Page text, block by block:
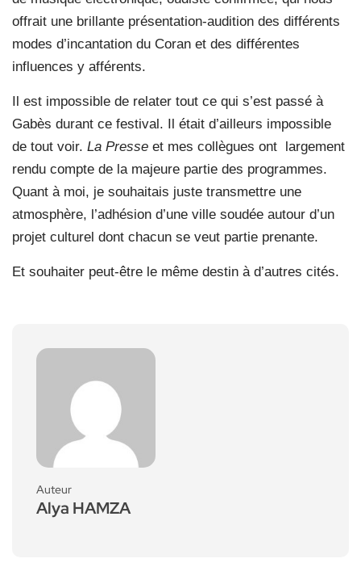
offrait une brillante présentation-audition des différents
modes d’incantation du Coran et des différentes
influences y afférents.
Il est impossible de relater tout ce qui s’est passé à
Gabès durant ce festival. Il était d’ailleurs impossible
de tout voir. La Presse et mes collègues ont
largement
rendu compte de la majeure partie des programmes.
Quant à moi, je souhaitais juste transmettre une
atmosphère, l’adhésion d’une ville soudée autour d’un
projet culturel dont chacun se veut partie prenante.
Et souhaiter peut-être le même destin à d’autres cités.
Auteur
Alya HAMZA